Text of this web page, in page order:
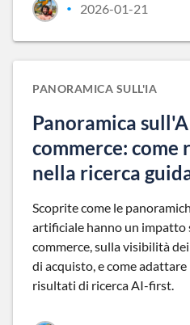
• 2026-01-21
PANORAMICA SULL'IA
Panoramica
commerce:
nella ricerca
Scoprite come le
artificiale hanno un impatto
commerce, sulla visibilità
di acquisto, e come
risultati di ricerca AI-first.